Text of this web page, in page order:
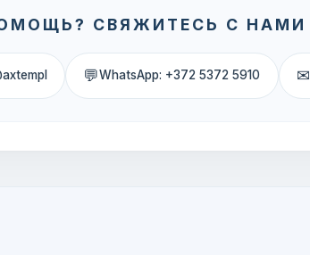
СВЯЖИТЕСЬ С НАМИ
💬WhatsApp: +372 5372 5910 ✉